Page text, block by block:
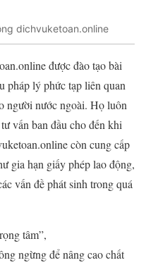
dichvuketoan.online
được đào tạo bài
pháp lý phức tạp liên quan
người nước ngoài. Họ luôn
vấn ban đầu cho đến khi
còn cung cấp
gia hạn giấy phép lao động,
vấn đề phát sinh trong quá
tâm”,
ngừng để nâng cao chất